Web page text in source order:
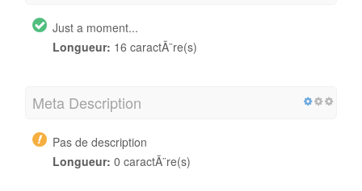
Just a moment...
Longueur: 16 caractÃ¨re(s)
Meta Description
Pas de description
Longueur: 0 caractÃ¨re(s)